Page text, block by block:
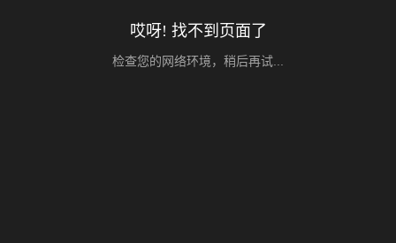
哎呀! 找不到页面了
检查您的网络环境，稍后再试...